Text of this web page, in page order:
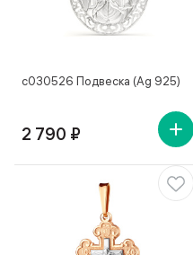
с030526 Подвеска (Ag 925)
2 790 ₽